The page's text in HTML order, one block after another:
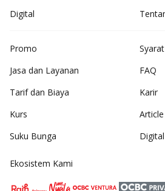
Digital
Promo
Jasa dan Layanan
Tarif dan Biaya
Kurs
Suku Bunga
FAQ
Karir
Article
Ekosistem Kami